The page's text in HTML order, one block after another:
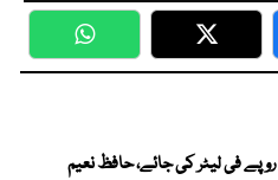
WhatsApp Twitter
پیٹرول کی قیمت 228 روپے فی لیٹر کی جائے، حافظ نعیم